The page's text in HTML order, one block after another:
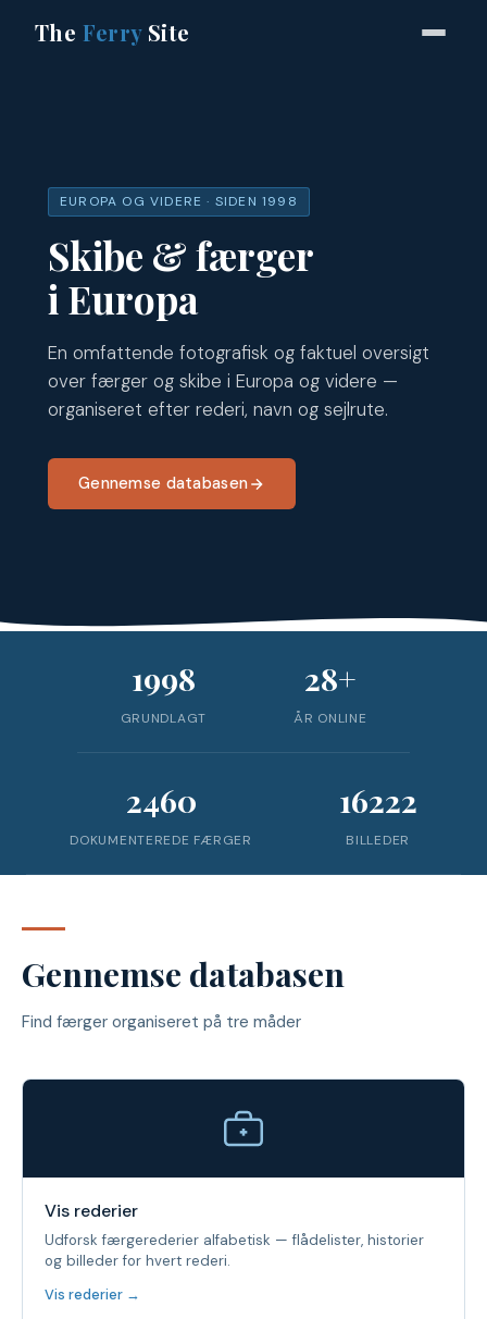
The FerrySite
EUROPA OG VIDERE · SIDEN 1998
Skibe & færger
i Europa
En omfattende fotografisk og faktuel oversigt
over færger og skibe i Europa og videre —
organiseret efter rederi, navn og sejlrute.
Gennemse databasen
1998
GRUNDLAGT
28+
ÅR ONLINE
2460
DOKUMENTEREDE FÆRGER
16222
BILLEDER
Gennemse databasen
Find færger organiseret på tre måder
Vis rederier
Udforsk færgerederier alfabetisk — flådelister, historier
og billeder for hvert rederi.
Vis rederier →